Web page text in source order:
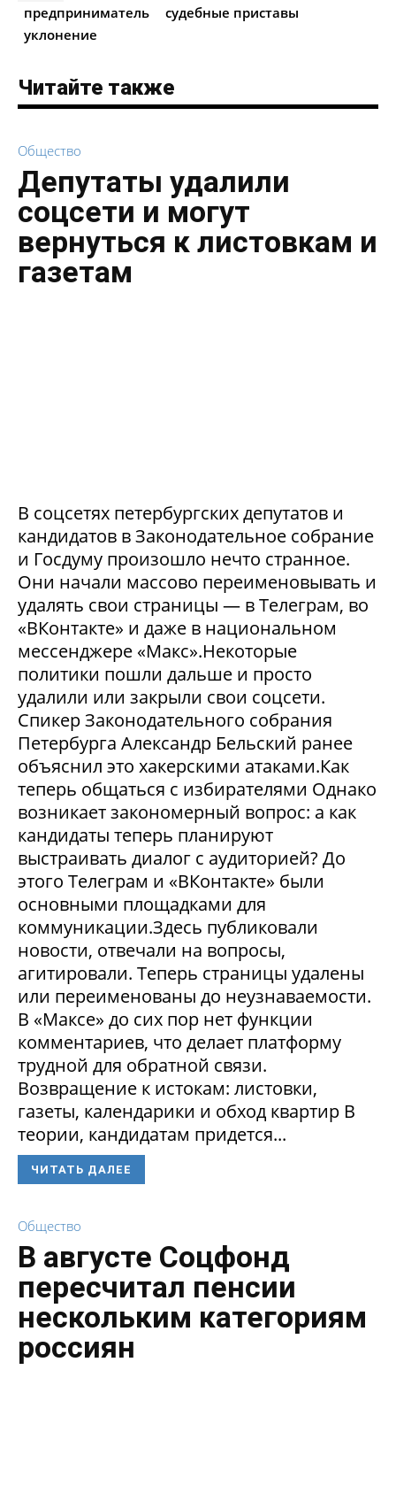
предприниматель
судебные приставы
уклонение
Читайте также
Общество
Депутаты удалили
соцсети и могут
вернуться к листовкам и
газетам
В соцсетях петербургских депутатов и
кандидатов в Законодательное собрание
и Госдуму произошло нечто странное.
Они начали массово переименовывать и
удалять свои страницы — в Телеграм, во
«ВКонтакте» и даже в национальном
мессенджере «Макс».Некоторые
политики пошли дальше и просто
удалили или закрыли свои соцсети.
Спикер Законодательного собрания
Петербурга Александр Бельский ранее
объяснил это хакерскими атаками.Как
теперь общаться с избирателями Однако
возникает закономерный вопрос: а как
кандидаты теперь планируют
выстраивать диалог с аудиторией? До
этого Телеграм и «ВКонтакте» были
основными площадками для
коммуникации.Здесь публиковали
новости, отвечали на вопросы,
агитировали. Теперь страницы удалены
или переименованы до неузнаваемости.
В «Максе» до сих пор нет функции
комментариев, что делает платформу
трудной для обратной связи.
Возвращение к истокам: листовки,
газеты, календарики и обход квартир В
теории, кандидатам придется...
ЧИТАТЬ ДАЛЕЕ
Общество
В августе Соцфонд
пересчитал пенсии
нескольким категориям
россиян